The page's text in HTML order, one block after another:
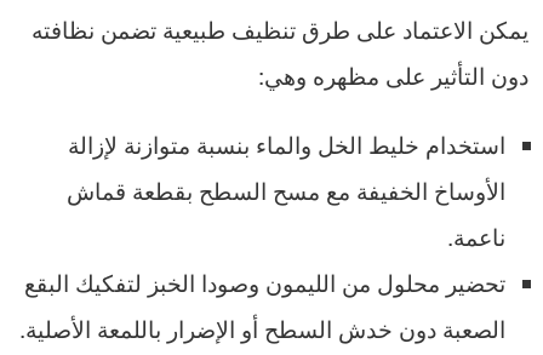
يمكن الاعتماد على طرق تنظيف طبيعية تضمن نظافته
دون التأثير على مظهره وهي:
استخدام خليط الخل والماء بنسبة متوازنة لإزالة
الأوساخ الخفيفة مع مسح السطح بقطعة قماش
ناعمة.
تحضير محلول من الليمون وصودا الخبز لتفكيك البقع
الصعبة دون خدش السطح أو الإضرار باللمعة الأصلية.